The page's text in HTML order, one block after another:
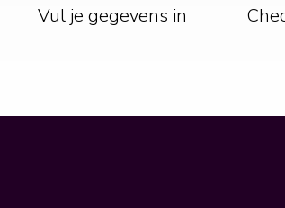
Vul je gegevens in